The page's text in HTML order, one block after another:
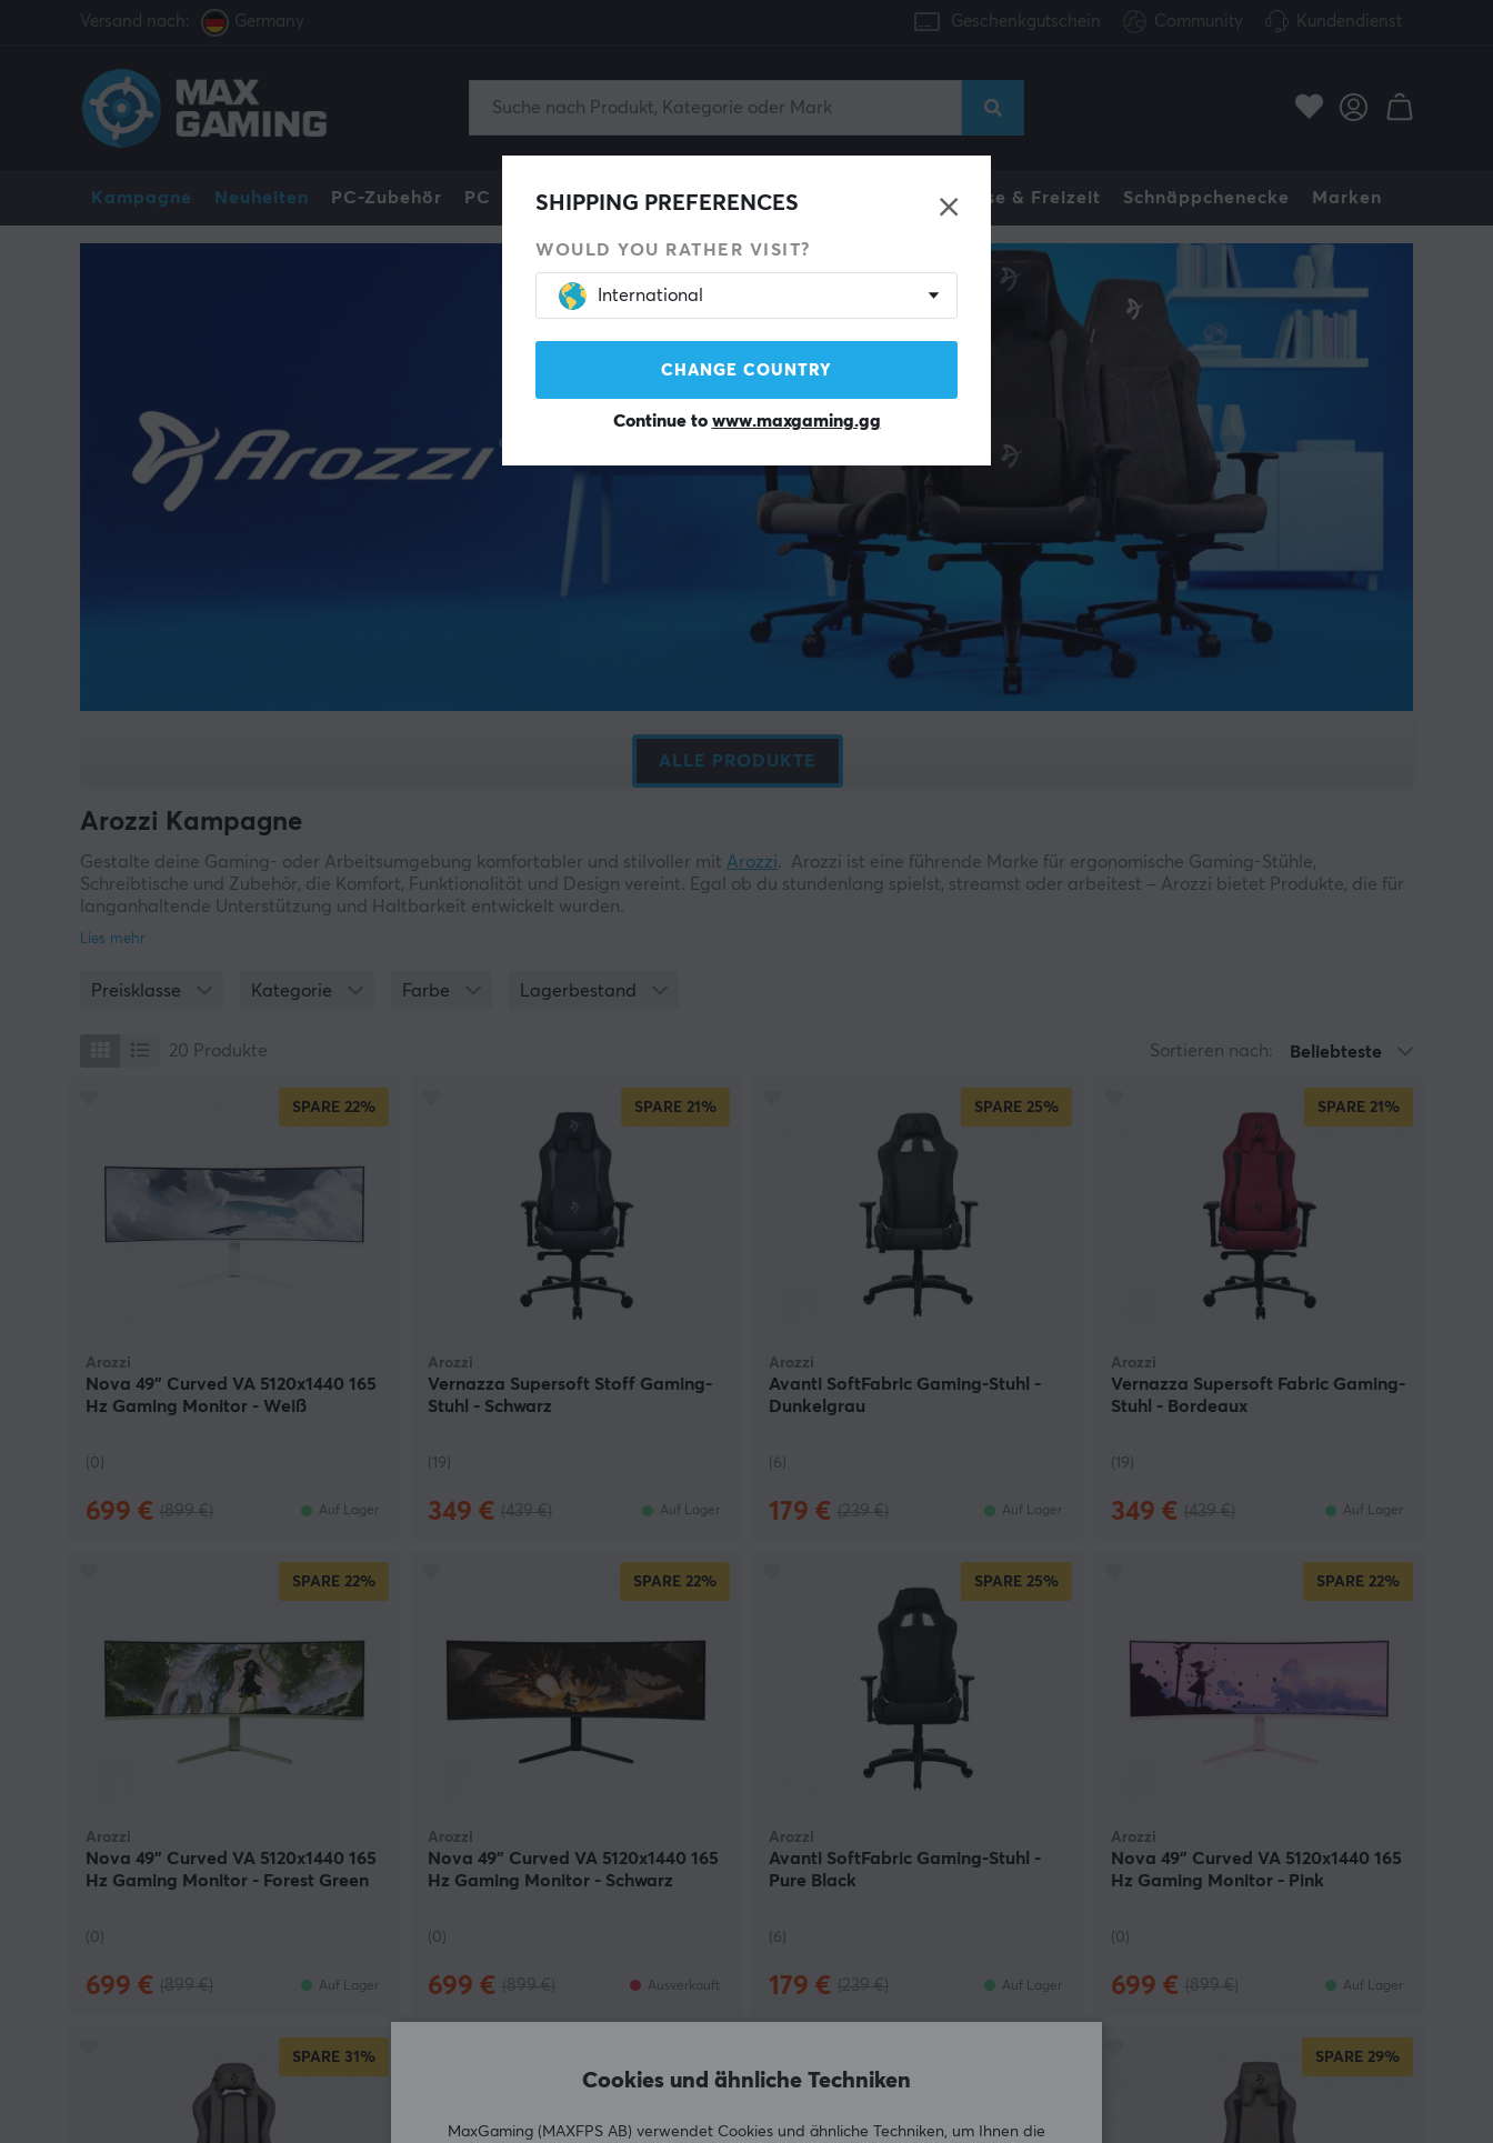
Versand nach: Germany Geschenkgutschein Community Kundendienst
Kampagne Neuheiten PC-Zubehör PC Konsole Gaming-Stühle Handyzubehör Zuhause & Freizeit Schnäppchenecke Marken
SHIPPING PREFERENCES
WOULD YOU RATHER VISIT?
International
CHANGE COUNTRY
Continue to www.maxgaming.gg
ALLE PRODUKTE
Arozzi Kampagne
Gestalte deine Gaming- oder Arbeitsumgebung komfortabler und stilvoller mit Arozzi . Arozzi ist eine führende Marke für ergonomische Gaming-Stühle,
Schreibtische und Zubehör, die Komfort, Funktionalität und Design vereint. Egal ob du stundenlang spielst, streamst oder arbeitest – Arozzi bietet Produkte, die für
langanhaltende Unterstützung und Haltbarkeit entwickelt wurden.
Preisklasse
Kategorie Farbe Lagerbestand
20 Produkte Sortieren nach: Beliebteste
SPARE 22%
Arozzi
Nova 49" Curved VA 5120x1440 165
Hz Gaming Monitor - Weiß
(0)
699 € Auf Lager
SPARE 21%
Arozzi
Vernazza Supersoft Stoff Gaming-
Stuhl - Schwarz
(19)
349 € Auf Lager
SPARE 25%
Arozzi
Avanti SoftFabric Gaming-Stuhl -
Dunkelgrau
(6)
179 € Auf Lager
SPARE 21%
Arozzi
Vernazza Supersoft Fabric Gaming-
Stuhl - Bordeaux
(19)
349 € Auf Lager
SPARE 22%
Arozzi
Nova 49" Curved VA 5120x1440 165
Hz Gaming Monitor - Forest Green
(0)
699 € Auf Lager
SPARE 22%
Arozzi
Nova 49" Curved VA 5120x1440 165
Hz Gaming Monitor - Schwarz
(0)
699 € Ausverkauft
SPARE 25%
Arozzi
Avanti SoftFabric Gaming-Stuhl -
Pure Black
(6)
179 € Auf Lager
SPARE 22%
Arozzi
Nova 49" Curved VA 5120x1440 165
Hz Gaming Monitor - Pink
(0)
699 € Auf Lager
SPARE 31% SPARE 29%
Cookies und ähnliche Techniken
MaxGaming (MAXFPS AB) verwendet Cookies und ähnliche Techniken, um Ihnen die